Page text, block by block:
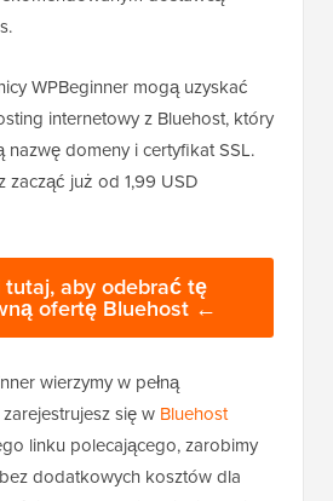
WPBeginner mogą uzyskać
internetowy z Bluehost, który
nazwę domeny i certyfikat SSL.
zacząć już od 1,99 USD
aby odebrać tę
ofertę Bluehost ←
wierzymy w pełną
się w Bluehost
linku polecającego, zarobimy
dodatkowych kosztów dla